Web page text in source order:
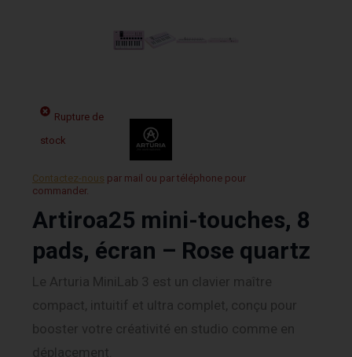
Rupture de
stock
Contactez-nous par mail ou par téléphone pour
commander.
Artiroa25 mini-touches, 8
pads, écran – Rose quartz
Le Arturia MiniLab 3 est un clavier maître
compact, intuitif et ultra complet, conçu pour
booster votre créativité en studio comme en
déplacement.